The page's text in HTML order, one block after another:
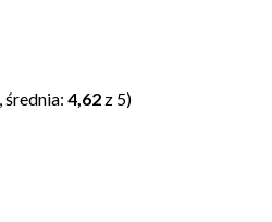
średnia: 4,62 z 5)